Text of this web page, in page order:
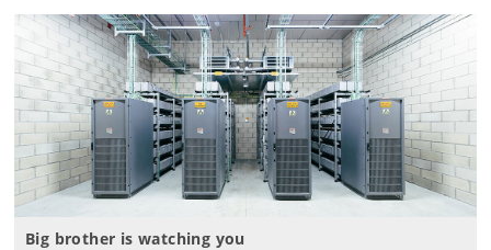
Big brother is watching you